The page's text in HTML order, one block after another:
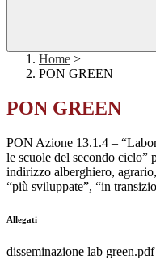
Home >
PON GREEN
PON GREEN
PON Azione 13.1.4 –
le scuole del secondo ciclo”
indirizzo alberghiero,
“più sviluppate”, “in
Allegati
disseminazione lab green.pdf